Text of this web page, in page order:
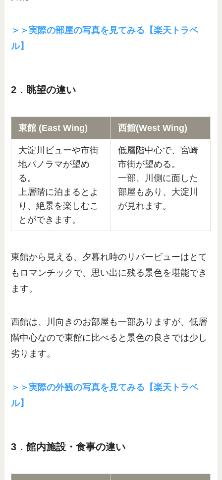
＞＞実際の部屋の写真を見てみる【楽天トラベ
ル】
2．眺望の違い
東館 (East Wing) 西館(West Wing)
大淀川ビューや市街
地パノラマが望め
る。
上層階に泊まるとよ
り、絶景を楽しむこ
とができます。
低層階中心で、宮崎
市街が望める。
一部、川側に面した
部屋もあり、大淀川
が見れます。
東館から見える、夕暮れ時のリバービューはとて
もロマンチックで、思い出に残る景色を堪能でき
ます。
西館は、川向きのお部屋も一部ありますが、低層
階中心なので東館に比べると景色の良さでは少し
劣ります。
＞＞実際の外観の写真を見てみる【楽天トラベ
ル】
3．館内施設・食事の違い